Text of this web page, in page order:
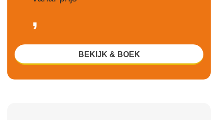
,
BEKIJK & BOEK